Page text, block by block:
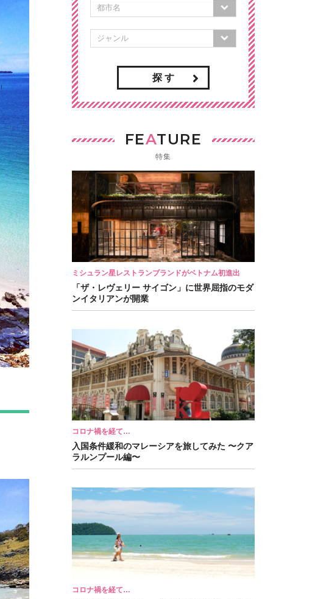
探 す
FEATURE
特集
ミシュラン星レストランブランドがベトナム初進出
「ザ・レヴェリー サイゴン」に世界屈指のモダ
ンイタリアンが開業
コロナ禍を経て…
入国条件緩和のマレーシアを旅してみた 〜クア
ラルンプール編〜
コロナ禍を経て…